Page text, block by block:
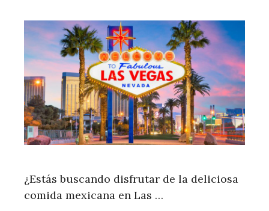
¿Estás buscando disfrutar de la deliciosa
comida mexicana en Las …